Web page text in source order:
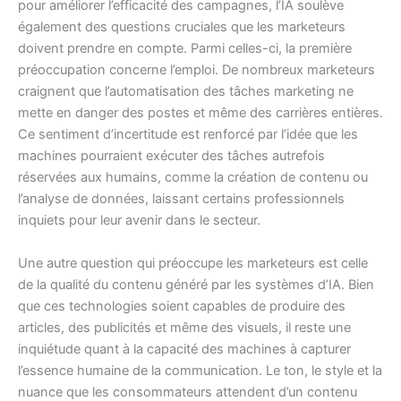
pour améliorer l’efficacité des campagnes, l’IA soulève
également des questions cruciales que les marketeurs
doivent prendre en compte. Parmi celles-ci, la première
préoccupation concerne l’emploi. De nombreux marketeurs
craignent que l’automatisation des tâches marketing ne
mette en danger des postes et même des carrières entières.
Ce sentiment d’incertitude est renforcé par l’idée que les
machines pourraient exécuter des tâches autrefois
réservées aux humains, comme la création de contenu ou
l’analyse de données, laissant certains professionnels
inquiets pour leur avenir dans le secteur.
Une autre question qui préoccupe les marketeurs est celle
de la qualité du contenu généré par les systèmes d’IA. Bien
que ces technologies soient capables de produire des
articles, des publicités et même des visuels, il reste une
inquiétude quant à la capacité des machines à capturer
l’essence humaine de la communication. Le ton, le style et la
nuance que les consommateurs attendent d’un contenu